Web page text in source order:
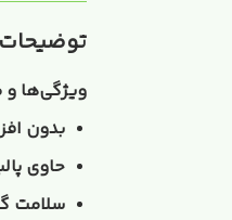
ویژگی‌ها و
بدون
حاوی
سلامت